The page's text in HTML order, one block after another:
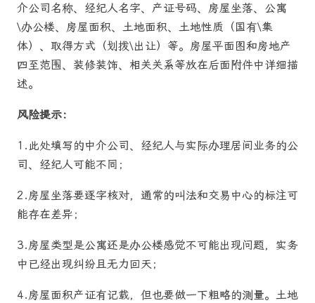
介公司名称、经纪人名字、产证号码、房屋坐落、公寓
\办公楼、房屋面积、土地面积、土地性质（国有\集
体）、取得方式（划拨\出让）等。房屋平面图和房地产
四至范围、装修装饰、相关关系等放在后面附件中详细描
述。
风险提示：
1.此处填写的中介公司、经纪人与实际办理居间业务的公
司、经纪人可能不同；
2.房屋坐落要逐字核对，通常的叫法和交易中心的标注可
能存在差异；
3.房屋类型是公寓还是办公楼感觉不可能出现问题，实务
中已经出现纠纷且无力回天；
4.房屋面积产证有记载，但也要做一下粗略的测量。土地